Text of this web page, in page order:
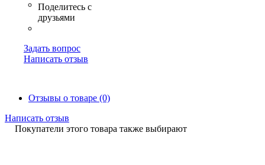
Задать вопрос
Написать отзыв
Отзывы о товаре (0)
Написать отзыв
Покупатели этого товара также выбирают